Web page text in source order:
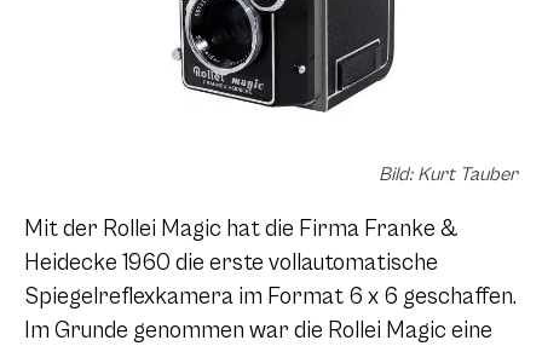
Bild: Kurt Tauber
Mit der Rollei Magic hat die Firma Franke &
Heidecke 1960 die erste vollautomatische
Spiegelreflexkamera im Format 6 x 6 geschaffen.
Im Grunde genommen war die Rollei Magic eine